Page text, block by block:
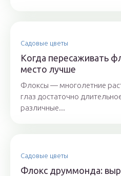
Садовые цветы
Когда пересаживать
место лучше
Флоксы — многолетние
глаз достаточно
различные...
Садовые цветы
Флокс друммонда: